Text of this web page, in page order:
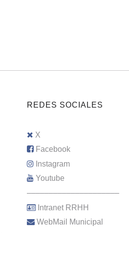
REDES SOCIALES
X
Facebook
Instagram
Youtube
–––––––––––––––––––––
Intranet RRHH
WebMail Municipal